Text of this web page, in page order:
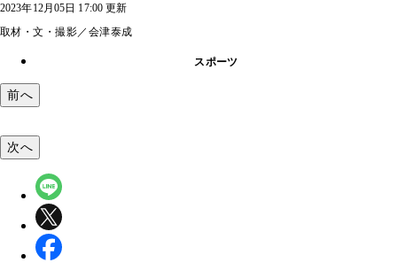
2023年12月05日 17:00 更新
取材・文・撮影／会津泰成
スポーツ
前へ
次へ